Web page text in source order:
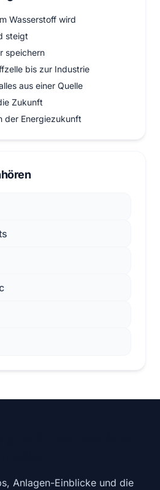
Wasserstoff wird
steigt
speichern
bis zur Industrie
aus einer Quelle
Zukunft
der Energiezukunft
Anlagen-Einblicke und die